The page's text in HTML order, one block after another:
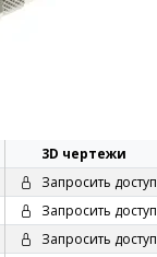
3D чертежи
Запросить доступ
Запросить доступ
Запросить доступ